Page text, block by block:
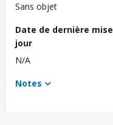
Sans objet
Date de dernière
jour
N/A
Notes